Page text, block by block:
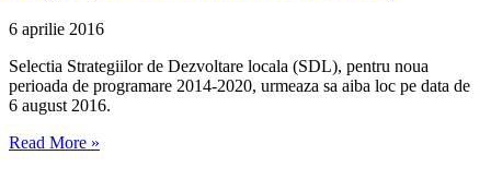
6 aprilie 2016
Selectia Strategiilor de Dezvoltare locala (SDL), pentru noua
perioada de programare 2014-2020, urmeaza sa aiba loc pe data de
6 august 2016.
Read More »